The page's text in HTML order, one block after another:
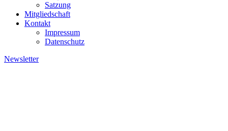
Satzung
Mitgliedschaft
Kontakt
Impressum
Datenschutz
Newsletter